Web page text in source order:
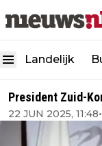
Landelijk
President Zuid-
22 JUN 2025, 11:48•